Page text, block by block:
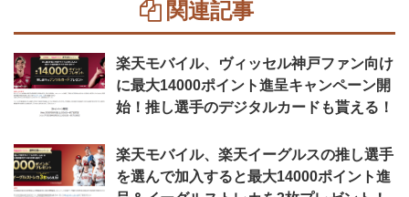
関連記事
楽天モバイル、ヴィッセル神戸ファン向け
に最大14000ポイント進呈キャンペーン開
始！推し選手のデジタルカードも貰える！
楽天モバイル、楽天イーグルスの推し選手
を選んで加入すると最大14000ポイント進